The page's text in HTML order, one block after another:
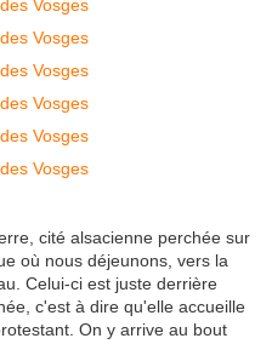
cité alsacienne perchée sur
où nous déjeunons, vers la
Celui-ci est juste derrière
c'est à dire qu'elle accueille
On y arrive au bout